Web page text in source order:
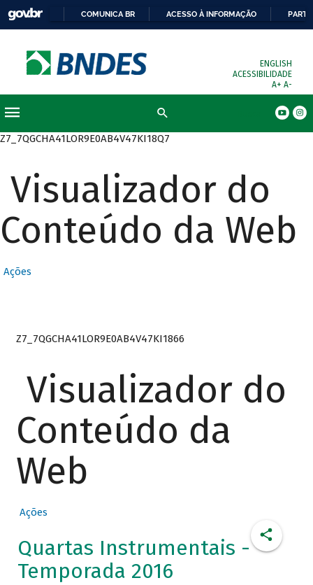
COMUNICA BR ACESSO À INFORMAÇÃO
ENGLISH
ACESSIBILIDADE
A+ A-
Z7_7QGCHA41LOR9E0AB4V47KI18Q7
Visualizador do
Conteúdo da Web
Ações
Z7_7QGCHA41LOR9E0AB4V47KI1866
Visualizador do
Conteúdo da
Web
Ações
Quartas Instrumentais -
Temporada 2016